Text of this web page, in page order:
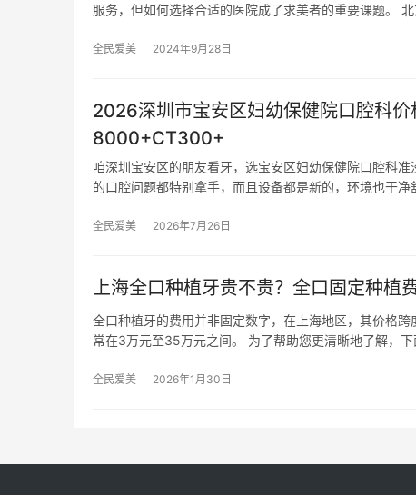
服务，但如何选择合适的医院成了求美者的重要课题。
全民爱美 2024年9月28日
2026深圳市宝安区妇幼保健院口腔科
8000+CT300+
咱深圳宝安区的朋友看牙，选宝安区妇幼保健院口腔科
的口腔问题都特别拿手，而且设备都是新的，环境也干
全民爱美 2026年7月26日
上海全口种植牙贵不贵？全口固定种植
全口种植牙的费用并非固定数字，在上海地区，其价格
常在3万元至35万元之间。 为了帮助您更清晰地了解，
全民爱美 2026年1月30日